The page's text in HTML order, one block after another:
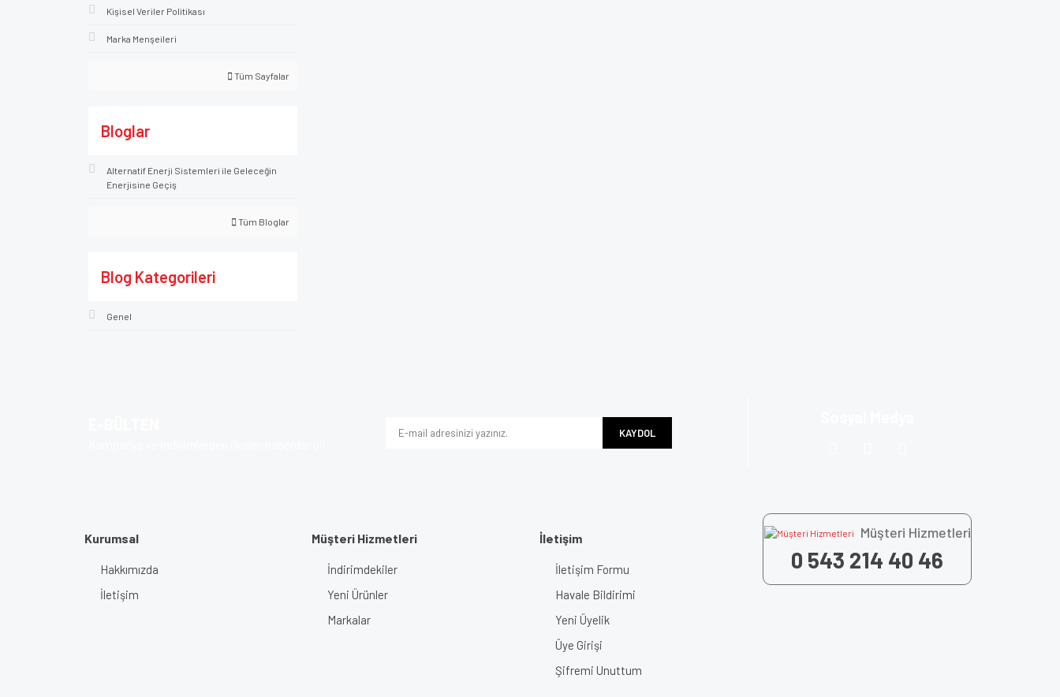
Kişisel Veriler Politikası
Marka Menşeileri
Tüm Sayfalar
Bloglar
Alternatif Enerji Sistemleri ile Geleceğin
Enerjisine Geçiş
Tüm Bloglar
Blog Kategorileri
Genel
KAYDOL
Kurumsal
Hakkımızda
İletişim
Müşteri Hizmetleri
İndirimdekiler
Yeni Ürünler
Markalar
İletişim
İletişim Formu
Havale Bildirimi
Yeni Üyelik
Üye Girişi
Şifremi Unuttum
Müşteri Hizmetleri
0 543 214 40 46